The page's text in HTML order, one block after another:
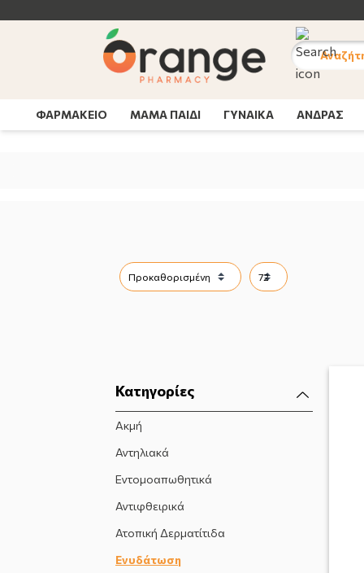
ΦΑΡΜΑΚΕΙΟ ΜΑΜΑ ΠΑΙΔΙ ΓΥΝΑΙΚΑ ΑΝΔΡΑΣ
Κατηγορίες
Ακμή
Αντηλιακά
Εντομοαπωθητικά
Αντιφθειρικά
Ατοπική Δερματίτιδα
Ενυδάτωση